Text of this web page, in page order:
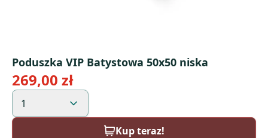
Poduszka VIP Batystowa 50x50 niska
269,00 zł
1
Kup teraz!